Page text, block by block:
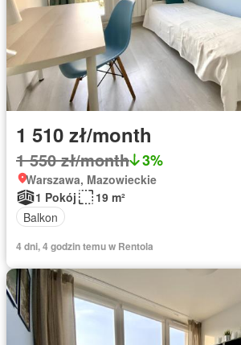
1 510 zł/month
1 550 zł/month 3%
Warszawa, Mazowieckie
1 Pokój
19 m²
Balkon
4 dni, 4 godzin temu w Rentola